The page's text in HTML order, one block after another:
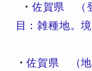
・ 佐賀県 （
目：雑種地。
・佐賀県 （地